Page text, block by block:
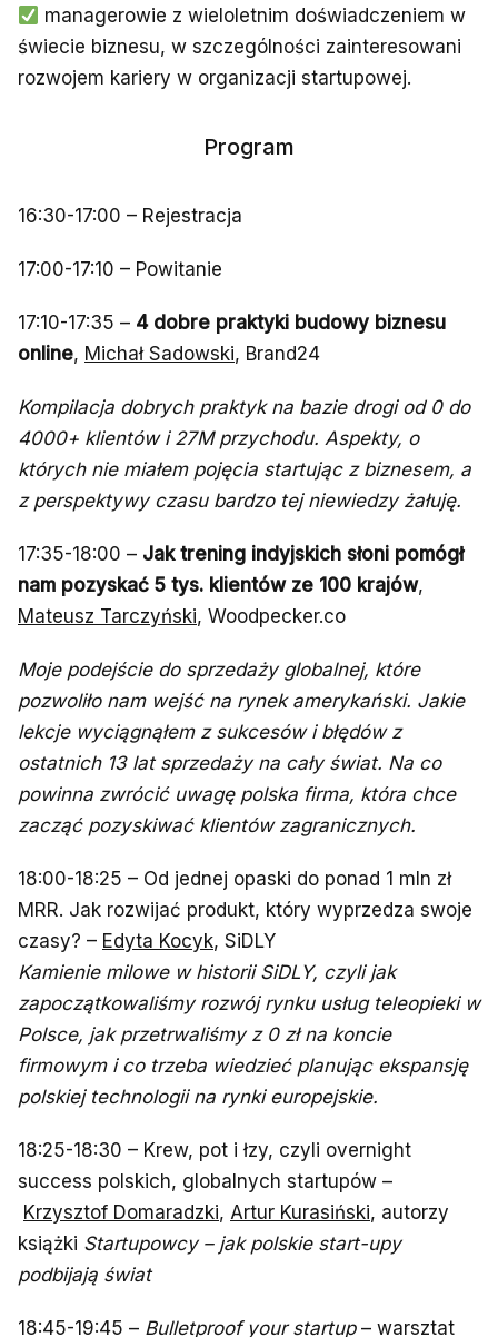
managerowie z wieloletnim doświadczeniem w
świecie biznesu, w szczególności zainteresowani
rozwojem kariery w organizacji startupowej.
Program
16:30-17:00 – Rejestracja
17:00-17:10 – Powitanie
17:10-17:35 – 4 dobre praktyki budowy biznesu
online, Michał Sadowski, Brand24
Kompilacja dobrych praktyk na bazie drogi od 0 do
4000+ klientów i 27M przychodu. Aspekty, o
których nie miałem pojęcia startując z biznesem, a
z perspektywy czasu bardzo tej niewiedzy żałuję.
17:35-18:00 – Jak trening indyjskich słoni pomógł
nam pozyskać 5 tys. klientów ze 100 krajów,
Mateusz Tarczyński, Woodpecker.co
Moje podejście do sprzedaży globalnej, które
pozwoliło nam wejść na rynek amerykański. Jakie
lekcje wyciągnąłem z sukcesów i błędów z
ostatnich 13 lat sprzedaży na cały świat. Na co
powinna zwrócić uwagę polska firma, która chce
zacząć pozyskiwać klientów zagranicznych.
18:00-18:25 – Od jednej opaski do ponad 1 mln zł
MRR. Jak rozwijać produkt, który wyprzedza swoje
czasy? – Edyta Kocyk, SiDLY
Kamienie milowe w historii SiDLY, czyli jak
zapoczątkowaliśmy rozwój rynku usług teleopieki w
Polsce, jak przetrwaliśmy z 0 zł na koncie
firmowym i co trzeba wiedzieć planując ekspansję
polskiej technologii na rynki europejskie.
18:25-18:30 – Krew, pot i łzy, czyli overnight
success polskich, globalnych startupów –
Krzysztof Domaradzki, Artur Kurasiński, autorzy
książki Startupowcy – jak polskie start-upy
podbijają świat
18:45-19:45 – Bulletproof your startup– warsztat